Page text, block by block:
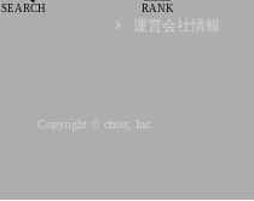
運営会社情報
Copyright © choir, Inc.
SEARCH RANK